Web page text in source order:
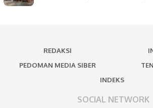
REDAKSI
PEDOMAN MEDIA SIBER
INDEKS
SOCIAL NETWORK